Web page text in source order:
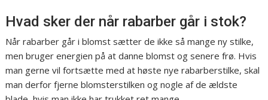
Hvad sker der når rabarber går i stok?
Når rabarber går i blomst sætter de ikke så mange ny stilke,
men bruger energien på at danne blomst og senere frø. Hvis
man gerne vil fortsætte med at høste nye rabarberstilke, skal
man derfor fjerne blomsterstilken og nogle af de ældste